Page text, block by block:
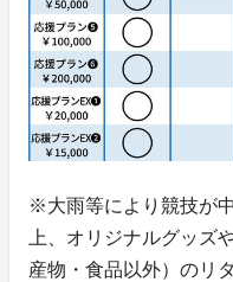
※大雨等により競技が
上、オリジナルグッズ
産物・食品以外）のリ